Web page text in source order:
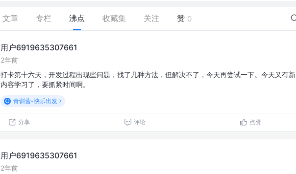
文章 专栏 沸点 收藏集 关注 赞 0
用户6919635307661
2年前
打卡第十六天，开发过程出现些问题，找了几种方法，但解决不了，今天再尝试一下。今天又有新
内容学习了，要抓紧时间啊。
青训营-快乐出发
分享 评论 点赞
用户6919635307661
2年前